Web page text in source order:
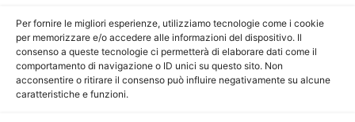
Per fornire le migliori esperienze, utilizziamo tecnologie come i cookie
per memorizzare e/o accedere alle informazioni del dispositivo. Il
consenso a queste tecnologie ci permetterà di elaborare dati come il
comportamento di navigazione o ID unici su questo sito. Non
acconsentire o ritirare il consenso può influire negativamente su alcune
caratteristiche e funzioni.
Direttore Editoriale: Maurizio Scaglione
Direttore Responsabile: Maria Calabrese